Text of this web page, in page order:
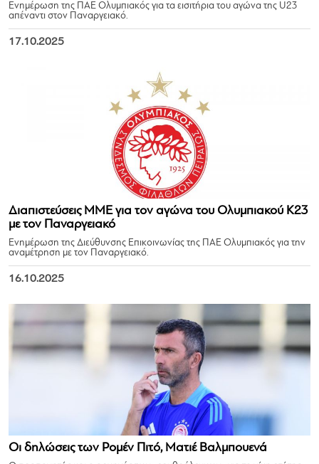
Ενημέρωση της ΠΑΕ Ολυμπιακός για τα εισιτήρια του αγώνα της U23
απέναντι στον Παναργειακό.
17.10.2025
Διαπιστεύσεις ΜΜΕ για τον αγώνα του Ολυμπιακού Κ23
με τον Παναργειακό
Ενημέρωση της Διεύθυνσης Επικοινωνίας της ΠΑΕ Ολυμπιακός για την
αναμέτρηση με τον Παναργειακό.
16.10.2025
Οι δηλώσεις των Ρομέν Πιτό, Ματιέ Βαλμπουενά